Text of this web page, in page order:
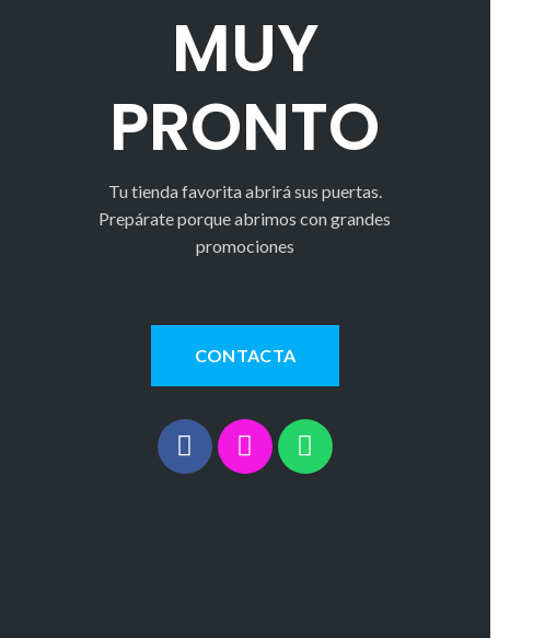
MUY
PRONTO
Tu tienda favorita abrirá sus puertas.
Prepárate porque abrimos con grandes
promociones
CONTACTA